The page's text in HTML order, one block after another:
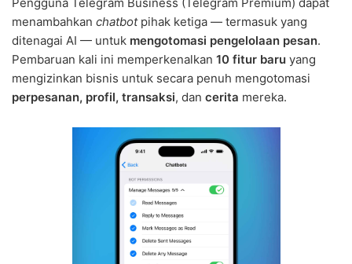
menambahkan chatbotpihak ketiga — termasuk yang
ditenagai AI — untuk mengotomasi pengelolaan pesan.
Pembaruan kali ini memperkenalkan 10 fitur baru yang
mengizinkan bisnis untuk secara penuh mengotomasi
perpesanan, profil, transaksi, dan cerita mereka.